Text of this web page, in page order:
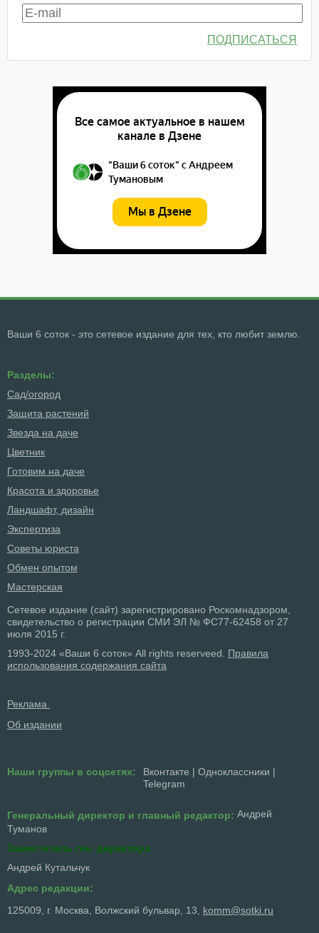
ПОДПИСАТЬСЯ
Ваши 6 соток - это сетевое издание для тех, кто любит землю.
Разделы:
Сад/огород
Защита растений
Звезда на даче
Цветник
Готовим на даче
Красота и здоровье
Ландшафт, дизайн
Экспертиза
Советы юриста
Обмен опытом
Мастерская
Сетевое издание (сайт) зарегистрировано Роскомнадзором,
свидетельство о регистрации СМИ ЭЛ № ФС77-62458 от 27
июля 2015 г.
1993-2024 «Ваши 6 соток» All rights reserveed. Правила
использования содержания сайта
Реклама
Об издании
Наши группы в соцсетях: Вконтакте | Одноклассники |
Telegram
Генеральный директор и главный редактор: Андрей
Туманов
Заместитель ген. директора
Андрей Кутальчук
Адрес редакции:
125009, г. Москва, Волжский бульвар, 13, komm@sotki.ru